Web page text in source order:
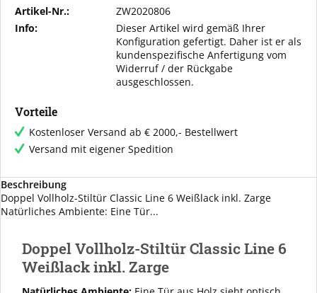
Artikel-Nr.:
ZW2020806
Info:
Dieser Artikel wird gemäß Ihrer
Konfiguration gefertigt. Daher ist er als
kundenspezifische Anfertigung vom
Widerruf / der Rückgabe
ausgeschlossen.
Vorteile
Kostenloser Versand ab € 2000,- Bestellwert
Versand mit eigener Spedition
Beschreibung
Doppel Vollholz-Stiltür Classic Line 6 Weißlack inkl. Zarge
Natürliches Ambiente: Eine Tür...
Doppel Vollholz-Stiltür Classic Line 6
Weißlack inkl. Zarge